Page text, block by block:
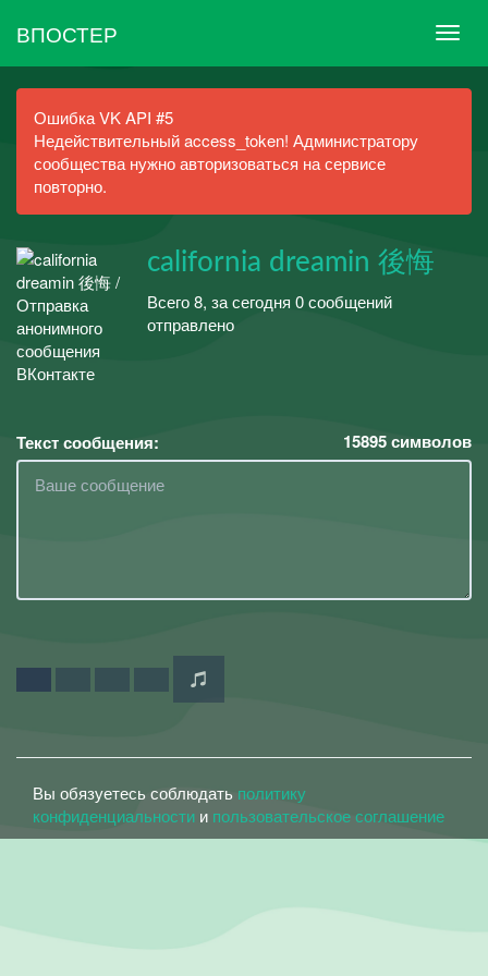
ВПОСТЕР
Ошибка VK API #5
Недействительный access_token! Администратору
сообщества нужно авторизоваться на сервисе
повторно.
california dreamin 後悔
Всего 8, за сегодня 0 сообщений
отправлено
Текст сообщения: 15895символов
Вы обязуетесь соблюдать политику
конфиденциальности и пользовательское соглашение